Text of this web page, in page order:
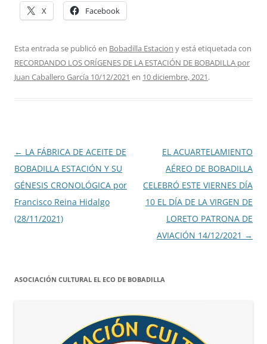
X Facebook
Esta entrada se publicó en Bobadilla Estacion y está etiquetada con
RECORDANDO LOS ORÍGENES DE LA ESTACIÓN DE BOBADILLA por
Juan Caballero García 10/12/2021 en 10 diciembre, 2021.
Navegación
de
entradas
← LA FÁBRICA DE ACEITE DE
BOBADILLA ESTACIÓN Y SU
GÉNESIS CRONOLÓGICA por
Francisco Reina Hidalgo
(28/11/2021)
EL ACUARTELAMIENTO
AÉREO DE BOBADILLA
CELEBRÓ ESTE VIERNES DÍA
10 EL DÍA DE LA VIRGEN DE
LORETO PATRONA DE
AVIACIÓN 14/12/2021 →
ASOCIACIÓN CULTURAL EL ECO DE BOBADILLA